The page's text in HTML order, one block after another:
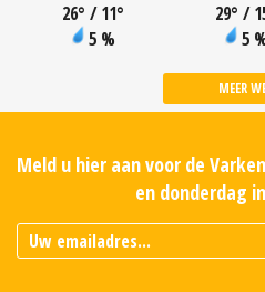
26° / 11°
5 %
29° /
5
MEER
Meld u hier aan voor de
en donderdag